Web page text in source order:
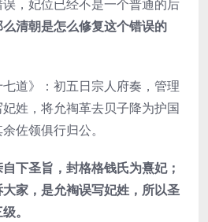
，妃位已经不是一个普通的后
么清朝是怎么修复这个错误的
七道》：初五日宗人府奏，管理
姓，将允祹革去贝子降为护国
佐领俱行归公。
下圣旨，封格格钱氏为熹妃；
家，是允裪误写妃姓，所以圣
。